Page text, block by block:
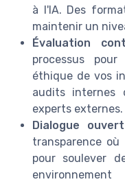
à l'IA. Des
maintenir un
Évaluation
processus
éthique de vos
audits internes
experts externes.
Dialogue ouvert
transparence
pour soulever